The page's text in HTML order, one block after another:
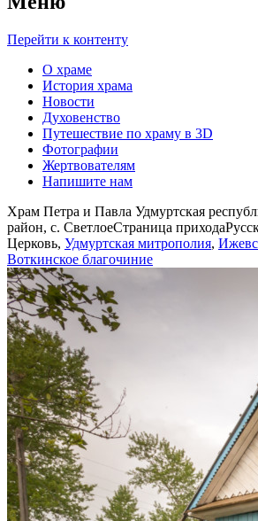
Перейти к контенту
О храме
История храма
Новости
Духовенство
Путешествие по храму в 3D
Фотографии
Жертвователям
Напишите нам
Храм Петра и Павла Удмуртская
район, с. СветлоеСтраница прихода
Церковь, Удмуртская митрополия,
Воткинское благочиние